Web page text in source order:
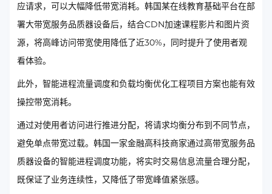
应请求，可以大幅降低带宽消耗。韩国某在线教育基础平台在部
署大带宽服务品质器设备后，结合CDN加速课程影片和图片资
源，将高峰访问带宽使用降低了近30%，同时提升了使用者观
看体验。
此外，智能进程流量调度和负载均衡优化工程项目方案也能有效
操控带宽消耗。
通过对使用者访问进行推进分配，将请求均衡分布到不同节点，
避免单点带宽过载。韩国一家金融高科技商家通过高带宽服务品
质器设备的智能进程调度功能，将实时交易信息流量合理分配，
既保证了业务连续性，又降低了带宽峰值紧张感。